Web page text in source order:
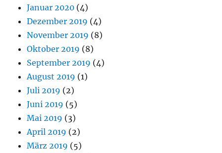
Januar 2020 (4)
Dezember 2019 (4)
November 2019 (8)
Oktober 2019 (8)
September 2019 (4)
August 2019 (1)
Juli 2019 (2)
Juni 2019 (5)
Mai 2019 (3)
April 2019 (2)
März 2019 (5)